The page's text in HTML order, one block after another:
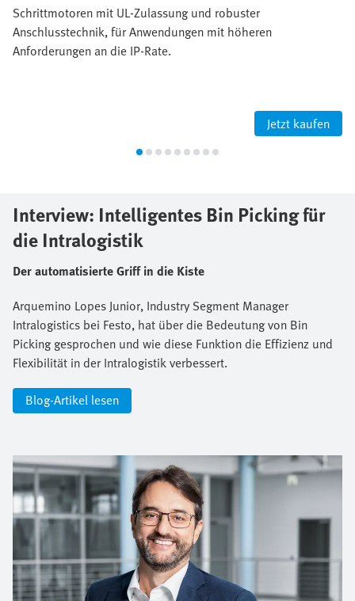
Schrittmotoren mit UL-Zulassung und robuster
Anschlusstechnik, für Anwendungen mit höheren
Anforderungen an die IP-Rate.
Jetzt kaufen
Interview: Intelligentes Bin Picking für
die Intralogistik
Der automatisierte Griff in die Kiste
Arquemino Lopes Junior, Industry Segment Manager
Intralogistics bei Festo, hat über die Bedeutung von Bin
Picking gesprochen und wie diese Funktion die Effizienz und
Flexibilität in der Intralogistik verbessert.
Blog-Artikel lesen